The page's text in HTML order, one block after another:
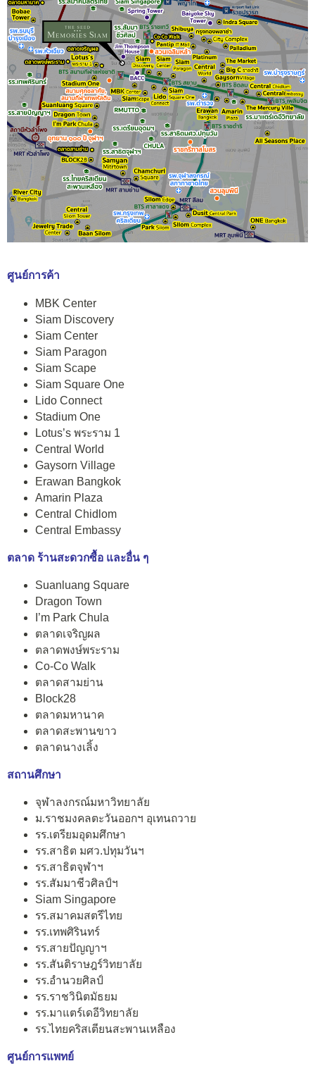
ศูนย์การค้า
MBK Center
Siam Discovery
Siam Center
Siam Paragon
Siam Scape
Siam Square One
Lido Connect
Stadium One
Lotus’s พระราม 1
Central World
Gaysorn Village
Erawan Bangkok
Amarin Plaza
Central Chidlom
Central Embassy
ตลาด ร้านสะดวกซื้อ และอื่น ๆ
Suanluang Square
Dragon Town
I’m Park Chula
ตลาดเจริญผล
ตลาดพงษ์พระราม
Co-Co Walk
ตลาดสามย่าน
Block28
ตลาดมหานาค
ตลาดสะพานขาว
ตลาดนางเลิ้ง
สถานศึกษา
จุฬาลงกรณ์มหาวิทยาลัย
ม.ราชมงคลตะวันออกฯ อุเทนถวาย
รร.เตรียมอุดมศึกษา
รร.สาธิต มศว.ปทุมวันฯ
รร.สาธิตจุฬาฯ
รร.สัมมาชีวศิลป์ฯ
Siam Singapore
รร.สมาคมสตรีไทย
รร.เทพศิรินทร์
รร.สายปัญญาฯ
รร.สันติราษฎร์วิทยาลัย
รร.อำนวยศิลป์
รร.ราชวินิตมัธยม
รร.มาแตร์เดอีวิทยาลัย
รร.ไทยคริสเตียนสะพานเหลือง
ศูนย์การแพทย์